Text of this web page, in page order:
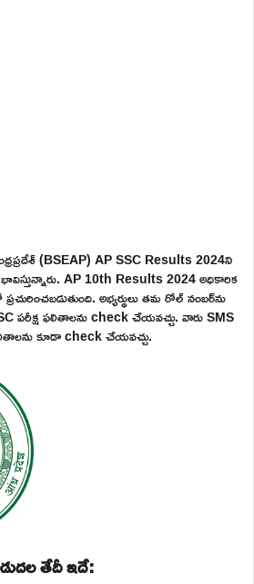
(BSEAP) AP SSC Results 2024ని
AP 10th Results 2024 అధికారిక
అభ్యర్థులు తమ రోల్ నంబర్‌ను
ఫలితాలను check చేయవచ్చు. వారు SMS
కూడా check చేయవచ్చు.
తేదీ ఇదే: